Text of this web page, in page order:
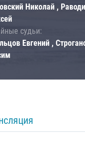
Николай ,
судьи:
Евгений ,